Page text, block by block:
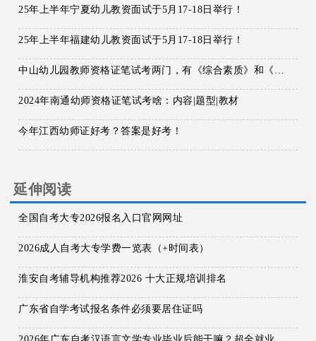
25年上半年宁夏幼儿教资面试于5月17-18日举行！
25年上半年福建幼儿教资面试于5月17-18日举行！
2024年南通幼师资格证笔试考啥：内容|题型|教材
今年江西幼师证好考？答案是好考！
延伸阅读
全国自考大专2026报名入口官网网址
2026成人自考大专学费一览表（+时间表）
淮安自考辅导机构推荐2026 十大正规培训排名
广东省自学考试报名条件必须要居住证吗